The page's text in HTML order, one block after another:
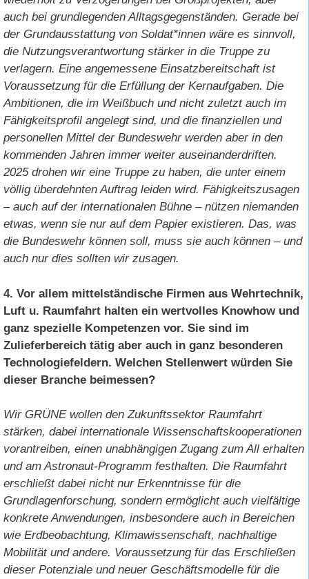
auch bei grundlegenden Alltagsgegenständen. Gerade bei
der Grundausstattung von Soldat*innen wäre es sinnvoll,
die Nutzungsverantwortung stärker in die Truppe zu
verlagern. Eine angemessene Einsatzbereitschaft ist
Voraussetzung für die Erfüllung der Kernaufgaben. Die
Ambitionen, die im Weißbuch und nicht zuletzt auch im
Fähigkeitsprofil angelegt sind, und die finanziellen und
personellen Mittel der Bundeswehr werden aber in den
kommenden Jahren immer weiter auseinanderdriften.
2025 drohen wir eine Truppe zu haben, die unter einem
völlig überdehnten Auftrag leiden wird. Fähigkeitszusagen
– auch auf der internationalen Bühne – nützen niemanden
etwas, wenn sie nur auf dem Papier existieren. Das, was
die Bundeswehr können soll, muss sie auch können – und
auch nur dies sollten wir zusagen.
4. Vor allem mittelständische Firmen aus Wehrtechnik,
Luft u. Raumfahrt halten ein wertvolles Knowhow und
ganz spezielle Kompetenzen vor. Sie sind im
Zulieferbereich tätig aber auch in ganz besonderen
Technologiefeldern. Welchen Stellenwert würden Sie
dieser Branche beimessen?
Wir GRÜNE wollen den Zukunftssektor Raumfahrt
stärken, dabei internationale Wissenschaftskooperationen
vorantreiben, einen unabhängigen Zugang zum All erhalten
und am Astronaut-Programm festhalten. Die Raumfahrt
erschließt dabei nicht nur Erkenntnisse für die
Grundlagenforschung, sondern ermöglicht auch vielfältige
konkrete Anwendungen, insbesondere auch in Bereichen
wie Erdbeobachtung, Klimawissenschaft, nachhaltige
Mobilität und andere. Voraussetzung für das Erschließen
dieser Potenziale und neuer Geschäftsmodelle für die